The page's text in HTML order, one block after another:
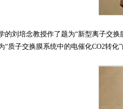
的刘培念教授作了题为“新型离子交
“质子交换膜系统中的电催化CO2转化